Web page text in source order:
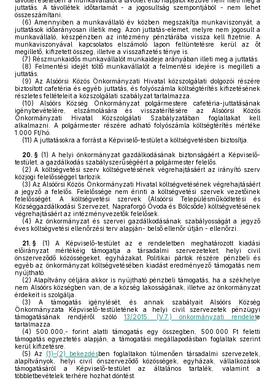
juttatás. A távollétek időtartamát - a jogosultság szempontjából - nem lehet
összeszámítani.
(6) Amennyiben a munkavállaló év közben megszakítja munkaviszonyát, a
juttatások időarányosan illetik meg. Azon juttatás-elemet, melyre nem jogosult a
munkavállaló, készpénzben az intézmény pénztárába vissza kell fizetnie. A
munkaviszonyával kapcsolatos elszámoló lapon feltüntetésre kerül az őt
megillető, kifizetett összeg, illetve a visszafizetés ténye is.
(7) Részmunkaidős munkavállalót munkaideje arányában illeti meg a juttatás.
(8) Felmentési idejét töltő munkavállalót a felmentési idejére is megilleti a
juttatás.
(9) Az Alsóörsi Közös Önkormányzati Hivatal közszolgálati dolgozói részére
biztosított cafetéria és egyéb juttatás, és folyószámla költségtérítés kifizetésének
részletes feltételeit a közszolgálati szabályzat tartalmazza.
(10) Alsóörs Község Önkormányzat polgármestere cafetéria-juttatásának
igénybevételére, elszámolására és visszatérítésére az Alsóörsi Közös
Önkormányzati Hivatal Közszolgálati Szabályzatában foglaltakat kell
alkalmazni. A polgármester részére adható folyószámla költségtérítés mértéke
1.000 Ft/hó.
(11) A juttatásokra a forrást a Képviselő-testület a költségvetésben biztosítja.
20. § (1) A helyi önkormányzat gazdálkodásának biztonságáért a Képviselő-
testület, a gazdálkodás szabályszerűségéért a polgármester felelős.
(2) A költségvetési szerv költségvetésének végrehajtásáért az irányító szerv
közjogi felelősséggel tartozik.
(3) Az Alsóörsi Közös Önkormányzati Hivatal költségvetésének végrehajtásáért
a jegyző a felelős. Felelőssége nem érinti a költségvetési szervek vezetőinek
felelősségét. A költségvetési szervek (Alsóörsi Településműködtetési és
Községgazdálkodási Szervezet, Napraforgó Óvoda és Bölcsőde) költségvetésének
végrehajtásáért az intézményvezetők felelősek.
(4) Az önkormányzat és szervei gazdálkodásának szabályosságát a jegyző
éves költségvetési ellenőrzési terv alapján- belső ellenőr útján - ellenőrzi.
21. § (1) A Képviselő-testület az e rendeletben meghatározott kiadási
előirányzat mértékéig támogatja a társadalmi szervezeteket, helyi civil
önszerveződő közösségeket, egyházakat. Politikai pártok részére pénzbeli és
egyéb az önkormányzat költségvetésében kiadást eredményező támogatás nem
nyújtható.
(2) Alapítvány céljára akkor is nyújtható pénzbeli támogatás, ha a székhelye
nem Alsóörs községben van, de a község lakosságának, illetve az önkormányzat
érdekeit is szolgálja.
(3) A támogatás igénylését, és annak szabályait Alsóörs Község
Önkormányzata Képviselő-testületének a helyi civil szervezetek pénzügyi
támogatásának rendjéről szóló 13/2015. (V.7.) önkormányzati rendelete
tartalmazza.
(4) 500.000,- forint alatti támogatás egy összegben, 500.000 Ft feletti
támogatás egyeztetés alapján, a támogatási megállapodásban foglaltak szerint
kerül kifizetésre.
(5) Az (1)–(2) bekezdésben foglaltakon túlmenően társadalmi szervezetek,
alapítványok, helyi civil önszerveződő közösségek, egyházak, vállalkozások
támogatásáról a Képviselő-testület az általános tartalék, valamint a
többletbevételek terhére hozhat döntést.